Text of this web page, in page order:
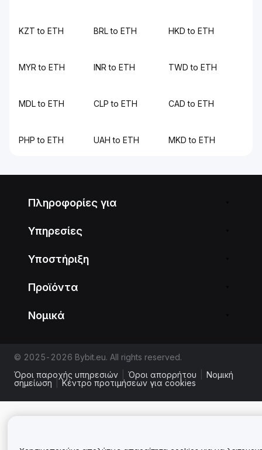
KZT to ETH BRL to ETH HKD to ETH
MYR to ETH INR to ETH TWD to ETH
MDL to ETH CLP to ETH CAD to ETH
PHP to ETH UAH to ETH MKD to ETH
Πληροφορίες για
Υπηρεσίες
Υποστήριξη
Προϊόντα
Νομικά
© 2025-2026 Bybit.eu. All rights reserved.
Όροι παροχής υπηρεσιών
Όροι απορρήτου
Νομική
σημείωση
Κέντρο προτιμήσεων για cookies